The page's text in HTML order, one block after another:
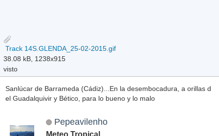
Track 14S.GLENDA_25-02-2015.gif
38.08 kB, 1238x915
visto
Sanlúcar de Barrameda (Cádiz)...En la desembocadura, a orillas d
el Guadalquivir y Bético, para lo bueno y lo malo
Pepeavilenho
Meteo Tropical